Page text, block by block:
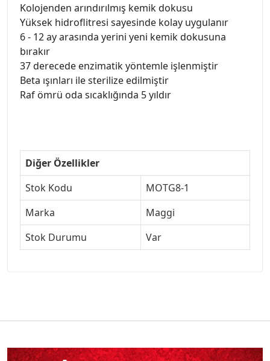
Kolojenden arındırılmış kemik dokusu
Yüksek hidroflitresi sayesinde kolay uygulanır
6 - 12 ay arasında yerini yeni kemik dokusuna
bırakır
37 derecede enzimatik yöntemle işlenmiştir
Beta ışınları ile sterilize edilmiştir
Raf ömrü oda sıcaklığında 5 yıldır
Diğer Özellikler
Stok Kodu
MOTG8-1
Marka
Maggi
Stok Durumu
Var